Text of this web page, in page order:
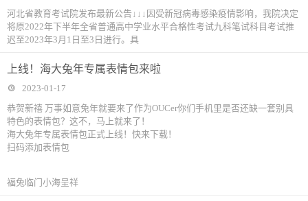
河北省教育考试院发布最新公告↓↓↓因受新冠病毒感染疫情影响，我院决定
将原2022年下半年全省普通高中学业水平合格性考试九科笔试科目考试推
迟至2023年3月1日至3日进行。具
上线！海大兔年专属表情包来啦
2023-01-17
恭贺新禧 万事如意兔年就要来了作为OUCer你们手机里是否还缺一套别具
特色的表情包？这不，马上就来了！
海大兔年专属表情包正式上线！快来下载！
扫码添加表情包
福兔临门小海呈祥